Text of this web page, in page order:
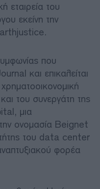
εταιρεία του
εκείνη την
που
και επικαλείται
του συνεργάτη της
μια
ονομασία Beignet
του data center
φορέα